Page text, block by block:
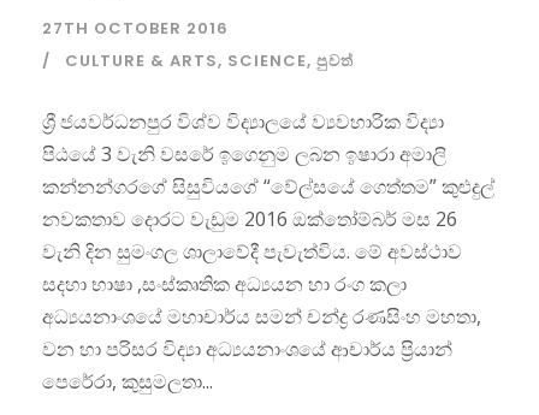
27TH OCTOBER 2016
CULTURE & ARTS, SCIENCE, පුවත්
ශ්‍රී ජයවර්ධනපුර විශ්ව විද්‍යාලයේ ව්‍යවහාරික විද්‍යා
පිඨයේ 3 වැනි වසරේ ඉගෙනුම ලබන ඉෂාරා අමාලි
කන්නන්ගරගේ සිසුවියගේ “වේල්සයේ ගෙත්තම” කුළුදුල්
නවකතාව දොරට වැඩුම 2016 ඔක්තෝම්බර් මස 26
වැනි දින සුමංගල ශාලාවේදී පැවැත්විය. මේ අවස්ථාව
සදහා භාෂා ,සංස්කෘතික අධ්‍යයන හා රංග කලා
අධ්‍යයනාංශයේ මහාචාර්ය සමන් චන්ද්‍ර රණසිංහ මහතා,
වන හා පරිසර විද්‍යා අධ්‍යයනාංශයේ ආචාර්ය ප්‍රියාන්
පෙරේරා, කුසුමලතා...